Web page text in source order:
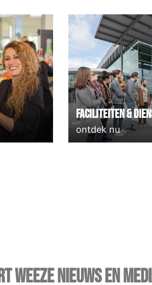
Faciliteiten &
ontdek nu
WEEZE NIEUWS EN